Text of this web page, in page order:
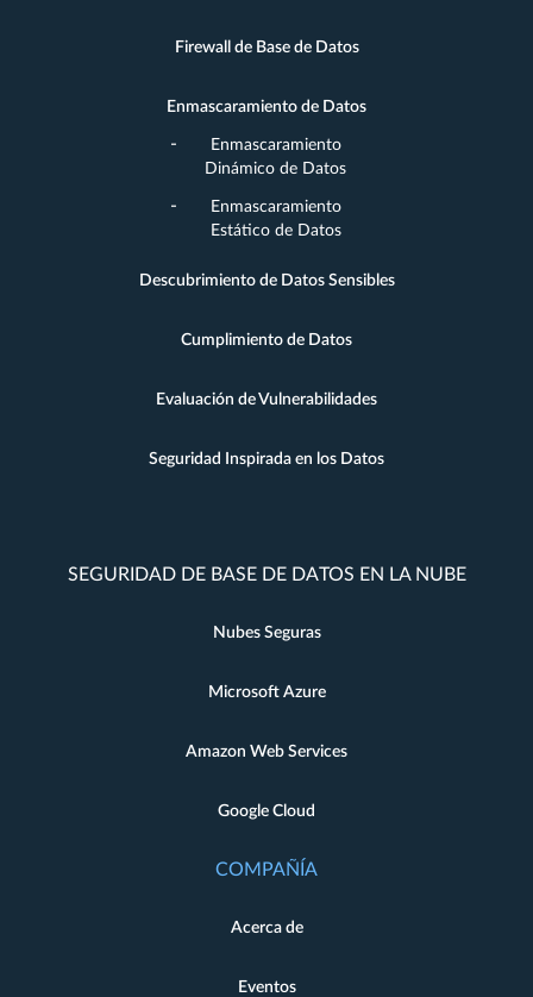
Firewall de Base de Datos
Enmascaramiento de Datos
Enmascaramiento
Dinámico de Datos
Enmascaramiento
Estático de Datos
Descubrimiento de Datos Sensibles
Cumplimiento de Datos
Evaluación de Vulnerabilidades
Seguridad Inspirada en los Datos
SEGURIDAD DE BASE DE DATOS EN LA NUBE
Nubes Seguras
Microsoft Azure
Amazon Web Services
Google Cloud
COMPAÑÍA
Acerca de
Eventos